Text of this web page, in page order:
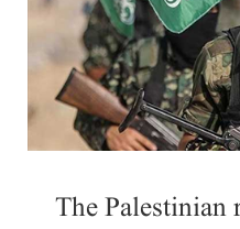
The Palestinian